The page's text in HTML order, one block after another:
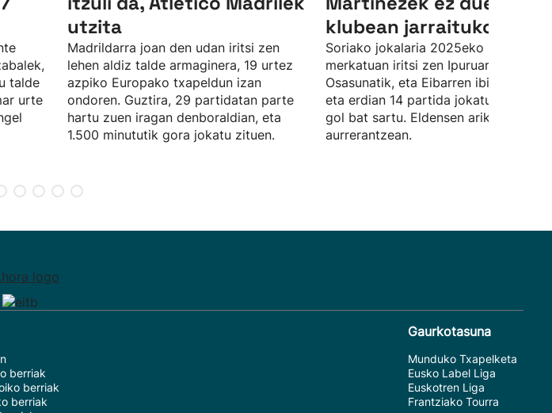
talde
urte
utzita
Madrildarra joan den udan iritsi zen
lehen aldiz talde armaginera, 19 urtez
azpiko Europako txapeldun izan
ondoren. Guztira, 29 partidatan parte
hartu zuen iragan denboraldian, eta
1.500 minututik gora jokatu zituen.
klubean jarraituko
Soriako jokalaria 2025eko neguko
merkatuan iritsi zen Ipuruara,
Osasunatik, eta Eibarren ibili den urte
eta erdian 14 partida jokatu ditu, eta
gol bat sartu. Eldensen ariko da
aurrerantzean.
berriak
berriak
berriak
Gaurkotasuna
Munduko Txapelketa
Eusko Label Liga
Euskotren Liga
Frantziako Tourra